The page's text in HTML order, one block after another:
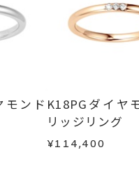
能。
字タイプA、文字タイ
全を期しております
たはご注文のお品と
ォームよりご連絡く
は弊社にて負担い
返送ください。
モンド K18PGダイヤ
リッジリング
¥114,400